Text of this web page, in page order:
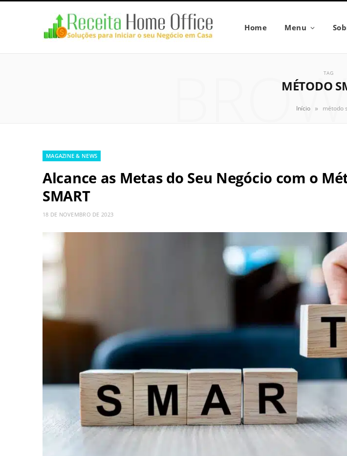
Home Menu
TAG
MÉTODO
Início » método
MAGAZINE & NEWS
Alcance as Metas do Seu Negócio com o
SMART
18 DE NOVEMBRO DE 2023